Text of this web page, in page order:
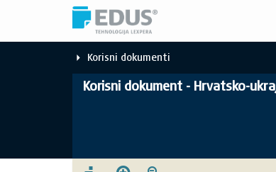
Korisni dokumenti
Korisni dokument - Hrvatsko-